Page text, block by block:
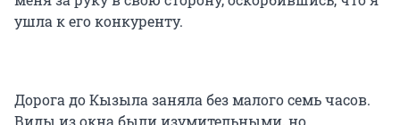
ушла к его конкуренту.
Дорога до Кызыла заняла без малого семь часов.
Виды из окна были изумительными, но